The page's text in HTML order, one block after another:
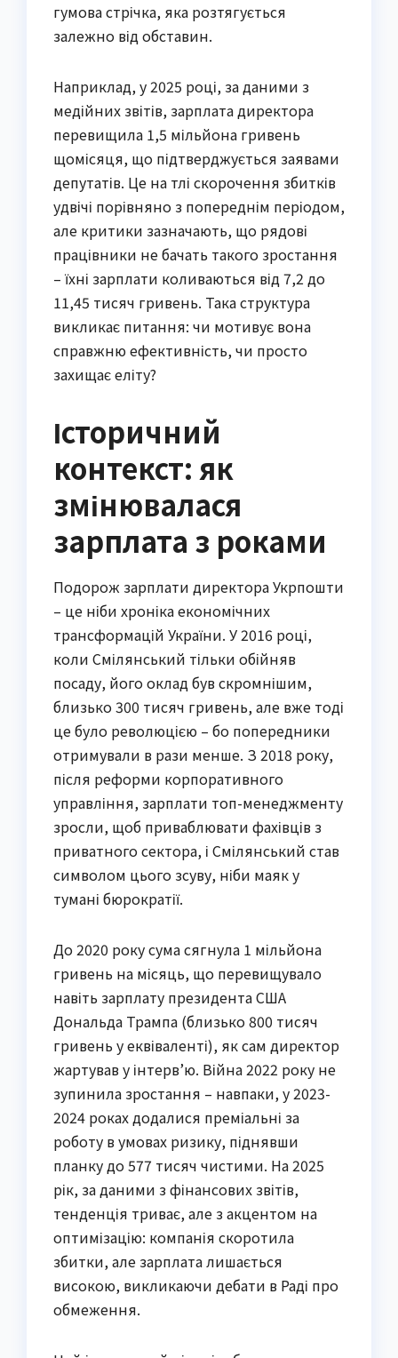
гумова стрічка, яка розтягується
залежно від обставин.
Наприклад, у 2025 році, за даними з
медійних звітів, зарплата директора
перевищила 1,5 мільйона гривень
щомісяця, що підтверджується заявами
депутатів. Це на тлі скорочення збитків
удвічі порівняно з попереднім періодом,
але критики зазначають, що рядові
працівники не бачать такого зростання
– їхні зарплати коливаються від 7,2 до
11,45 тисяч гривень. Така структура
викликає питання: чи мотивує вона
справжню ефективність, чи просто
захищає еліту?
Історичний
контекст: як
змінювалася
зарплата з роками
Подорож зарплати директора Укрпошти
– це ніби хроніка економічних
трансформацій України. У 2016 році,
коли Смілянський тільки обійняв
посаду, його оклад був скромнішим,
близько 300 тисяч гривень, але вже тоді
це було революцією – бо попередники
отримували в рази менше. З 2018 року,
після реформи корпоративного
управління, зарплати топ-менеджменту
зросли, щоб приваблювати фахівців з
приватного сектора, і Смілянський став
символом цього зсуву, ніби маяк у
тумані бюрократії.
До 2020 року сума сягнула 1 мільйона
гривень на місяць, що перевищувало
навіть зарплату президента США
Дональда Трампа (близько 800 тисяч
гривень у еквіваленті), як сам директор
жартував у інтерв’ю. Війна 2022 року не
зупинила зростання – навпаки, у 2023-
2024 роках додалися преміальні за
роботу в умовах ризику, піднявши
планку до 577 тисяч чистими. На 2025
рік, за даними з фінансових звітів,
тенденція триває, але з акцентом на
оптимізацію: компанія скоротила
збитки, але зарплата лишається
високою, викликаючи дебати в Раді про
обмеження.